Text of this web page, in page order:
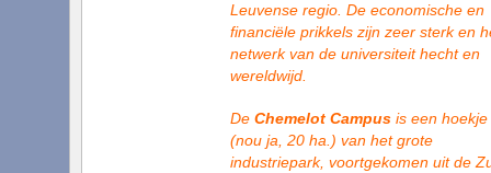
Leuvense regio. De economische en
financiële prikkels zijn zeer sterk en
netwerk van de universiteit hecht en
wereldwijd.
De Chemelot Campusis een hoekje
(nou ja, 20 ha.) van het grote
industriepark, voortgekomen uit de